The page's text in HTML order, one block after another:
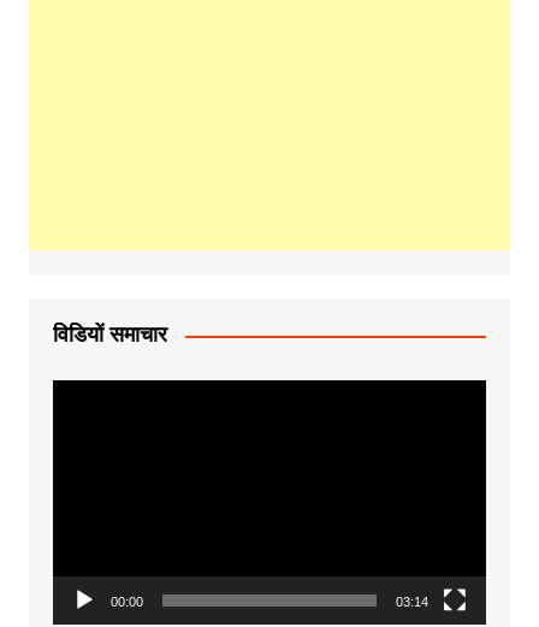
विडियों समाचार
00:00 03:14